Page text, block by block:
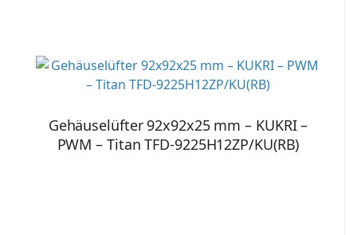
Gehäuselüfter 92x92x25 mm – KUKRI –
PWM – Titan TFD-9225H12ZP/KU(RB)